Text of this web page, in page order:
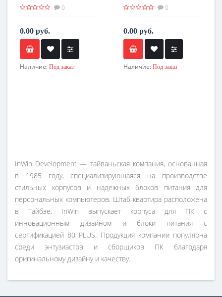
0
0.00 руб.
Наличие: Под заказ
0
0.00 руб.
Наличие: Под заказ
InWin Development — тайваньская компания, основанная
в 1985 году, специализирующаяся на производстве
стильных корпусов и надежных блоков питания для
персональных компьютеров. Штаб-квартира расположена
в Тайбэе. InWin выпускает корпуса для ПК с
инновационным дизайном и блоки питания с
сертификацией 80 PLUS. Продукция компании популярна
среди энтузиастов и сборщиков ПК благодаря
оригинальному дизайну и качеству.